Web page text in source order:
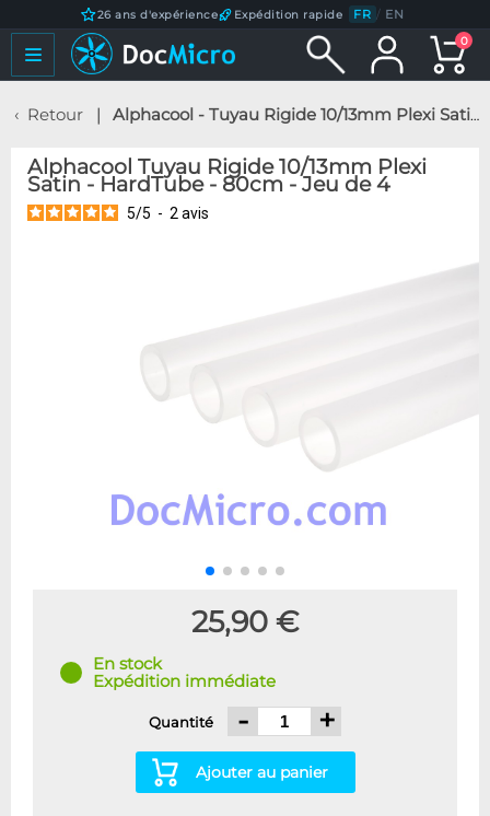
26 ans d'expérience Expédition rapide FR / EN
0
Retour Alphacool - Tuyau Rigide 10/13mm Plexi Satin - HardTube - 80cm - Jeu de 4
Alphacool Tuyau Rigide 10/13mm Plexi
Satin - HardTube - 80cm - Jeu de 4
5/5 - 2 avis
25,90 €
En stock
Expédition immédiate
Quantité - +
Ajouter au panier